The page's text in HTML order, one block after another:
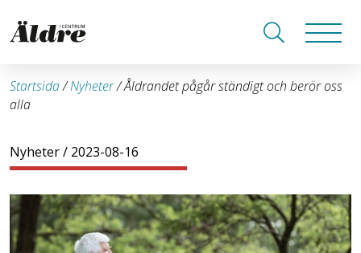
Startsida/Nyheter/Åldrandet pågår ständigt och berör oss
alla
Nyheter/ 2023-08-16